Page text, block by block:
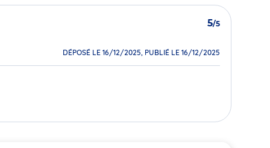
5/5
DÉPOSÉ LE 16/12/2025, PUBLIÉ LE 16/12/2025